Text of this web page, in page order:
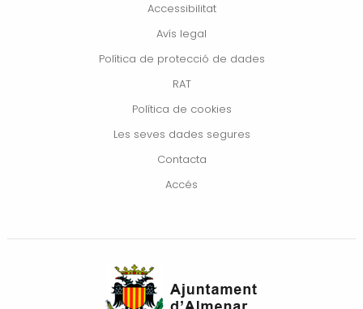
Accessibilitat
Avís legal
Política de protecció de dades
RAT
Política de cookies
Les seves dades segures
Contacta
Accés